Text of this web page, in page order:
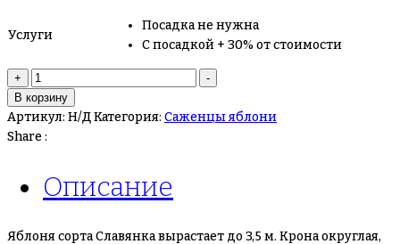
Услуги
Посадка не нужна
С посадкой + 30% от стоимости
+
Количество
товара
Яблоня
Славянка
-
В корзину
Артикул: Н/ДКатегория: Саженцы яблони
Share :
Описание
Яблоня сорта Славянка вырастает до 3,5 м. Крона округлая,